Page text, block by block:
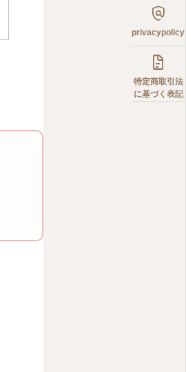

privacypolicy

特定商取引法
に基づく表記